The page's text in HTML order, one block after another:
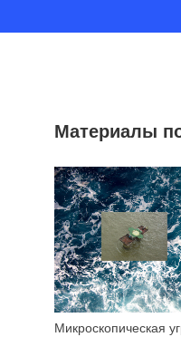
Материалы
Микроскопическая
48 727